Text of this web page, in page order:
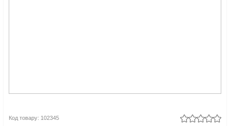
Код товару: 102345